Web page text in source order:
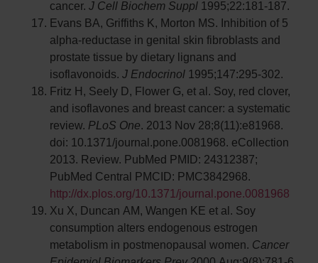
cancer. J Cell Biochem Suppl 1995;22:181-187.
Evans BA, Griffiths K, Morton MS. Inhibition of 5
alpha-reductase in genital skin fibroblasts and
prostate tissue by dietary lignans and
isoflavonoids. J Endocrinol 1995;147:295-302.
Fritz H, Seely D, Flower G, et al. Soy, red clover,
and isoflavones and breast cancer: a systematic
review. PLoS One. 2013 Nov 28;8(11):e81968.
doi: 10.1371/journal.pone.0081968. eCollection
2013. Review. PubMed PMID: 24312387;
PubMed Central PMCID: PMC3842968.
http://dx.plos.org/10.1371/journal.pone.0081968
Xu X, Duncan AM, Wangen KE et al. Soy
consumption alters endogenous estrogen
metabolism in postmenopausal women. Cancer